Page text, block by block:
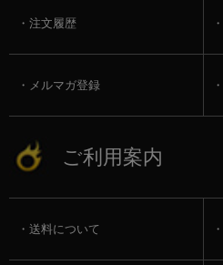
注文履歴
メルマガ登録
ご利用案内
送料について